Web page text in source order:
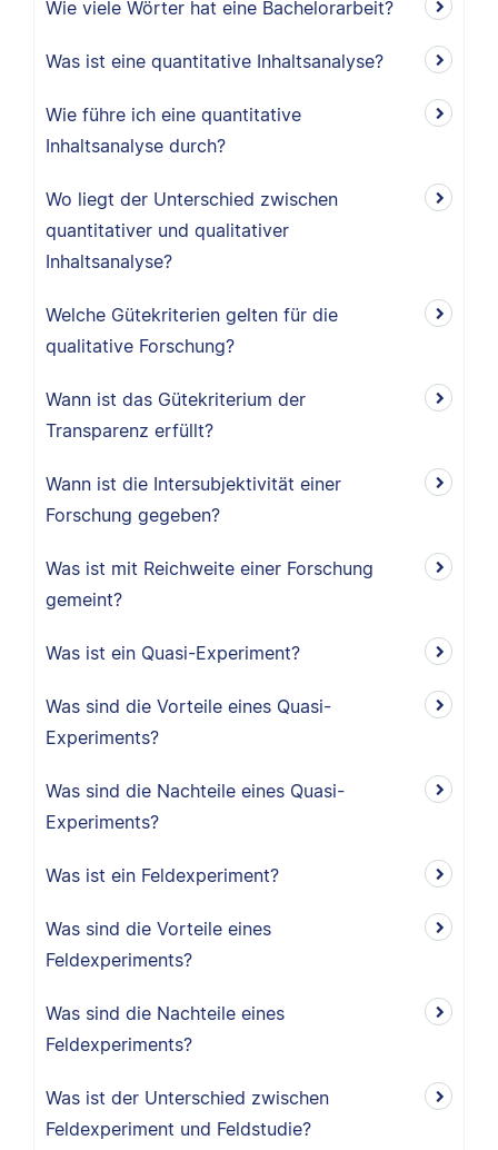
Wie viele Wörter hat eine Bachelorarbeit?
Was ist eine quantitative Inhaltsanalyse?
Wie führe ich eine quantitative
Inhaltsanalyse durch?
Wo liegt der Unterschied zwischen
quantitativer und qualitativer
Inhaltsanalyse?
Welche Gütekriterien gelten für die
qualitative Forschung?
Wann ist das Gütekriterium der
Transparenz erfüllt?
Wann ist die Intersubjektivität einer
Forschung gegeben?
Was ist mit Reichweite einer Forschung
gemeint?
Was ist ein Quasi-Experiment?
Was sind die Vorteile eines Quasi-
Experiments?
Was sind die Nachteile eines Quasi-
Experiments?
Was ist ein Feldexperiment?
Was sind die Vorteile eines
Feldexperiments?
Was sind die Nachteile eines
Feldexperiments?
Was ist der Unterschied zwischen
Feldexperiment und Feldstudie?